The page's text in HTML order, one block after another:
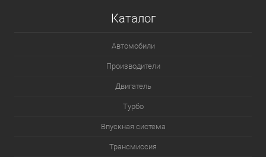
Каталог
Автомобили
Производители
Двигатель
Турбо
Впускная система
Трансмиссия